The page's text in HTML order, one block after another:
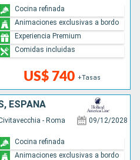
US$ 740 +Tasas
Cocina refinada
Animaciones exclusivas a bordo
Experiencia Premium
Comidas incluidas
ESPAÑA
- Roma 09/12/2028
Cocina refinada
Animaciones exclusivas a bordo